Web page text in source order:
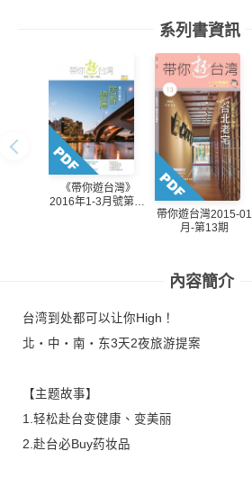
系列書資訊
《帶你遊台灣》
2016年1-3月號第17
帶你遊台灣2015-01
月-第13期
內容簡介
台湾到处都可以让你High！
北‧中‧南‧东3天2夜旅游提案
【主题故事】
1.轻松赴台变健康、变美丽
2.赴台必Buy药妆品